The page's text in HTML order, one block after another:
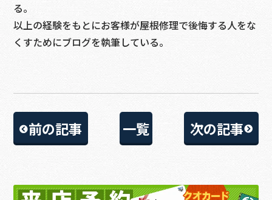
る。
以上の経験をもとにお客様が屋根修理で後悔する人をな
くすためにブログを執筆している。
前の記事 一覧 次の記事